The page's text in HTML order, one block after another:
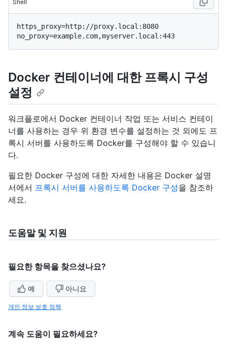
Shell
https_proxy=http://proxy.local:8080
Docker 컨테이너에 대한 프록시 구성
설정
워크플로에서 Docker 컨테이너 작업 또는 서비스 컨테이
너를 사용하는 경우 위 환경 변수를 설정하는 것 외에도 프
록시 서버를 사용하도록 Docker를 구성해야 할 수 있습니
다.
필요한 Docker 구성에 대한 자세한 내용은 Docker 설명
서에서 프록시 서버를 사용하도록 Docker 구성을 참조하
세요.
도움말 및 지원
필요한 항목을 찾으셨나요?
예 아니요
개인 정보 보호 정책
계속 도움이 필요하세요?